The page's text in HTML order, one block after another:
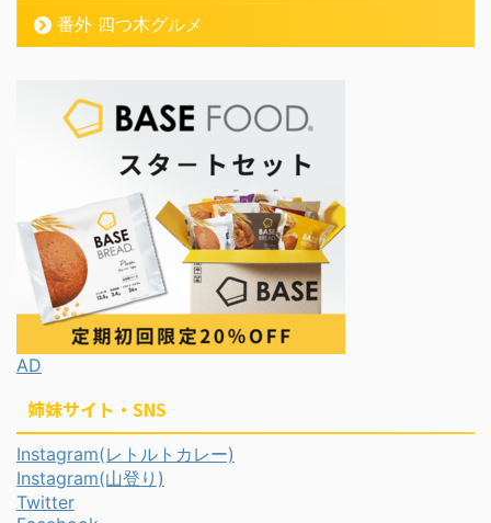
番外 四つ木グルメ
AD
姉妹サイト・SNS
Instagram(レトルトカレー)
Instagram(山登り)
Twitter